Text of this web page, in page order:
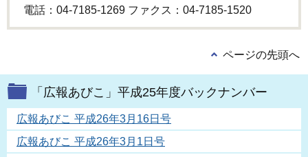
電話：04-7185-1269 ファクス：04-7185-1520
ページの先頭へ
「広報あびこ」平成25年度バックナンバー
広報あびこ 平成26年3月16日号
広報あびこ 平成26年3月1日号